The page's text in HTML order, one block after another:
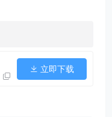
立即下载